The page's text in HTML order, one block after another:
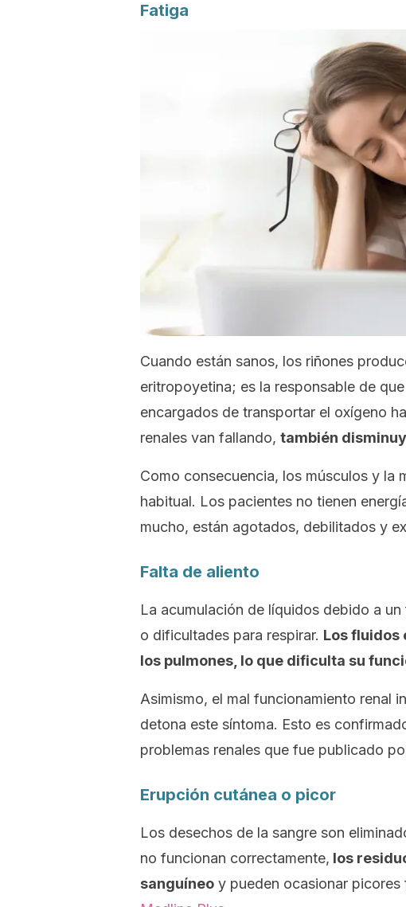
Fatiga
Cuando están sanos, los riñones
eritropoyetina; es la responsable de
encargados de transportar el oxígeno
renales van fallando, también
Como consecuencia, los músculos y la
habitual. Los pacientes no tienen
mucho, están agotados, debilitados y
Falta de aliento
La acumulación de líquidos debido a
o dificultades para respirar. Los fluidos
los pulmones, lo que dificulta su
Asimismo, el mal funcionamiento renal
detona este síntoma. Esto es
problemas renales que fue publicado
Erupción cutánea o picor
Los desechos de la sangre son
no funcionan correctamente, los
sanguíneo y pueden ocasionar